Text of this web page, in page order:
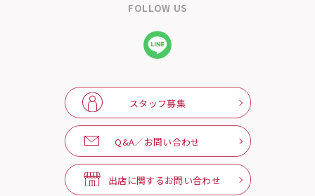
FOLLOW US
スタッフ募集
Q&A／お問い合わせ
出店に関するお問い合わせ